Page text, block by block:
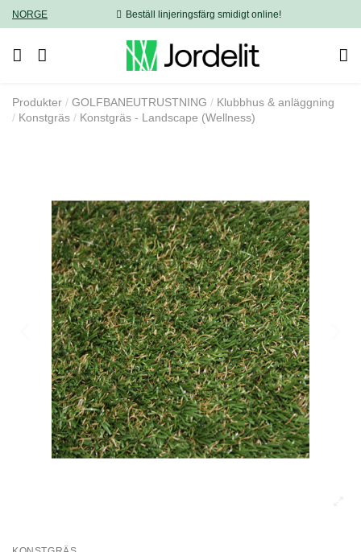
NORGE Beställ linjeringsfärg smidigt online!
Produkter GOLFBANEUTRUSTNING
Klubbhus & anläggning
Konstgräs
Konstgräs - Landscape (Wellness)